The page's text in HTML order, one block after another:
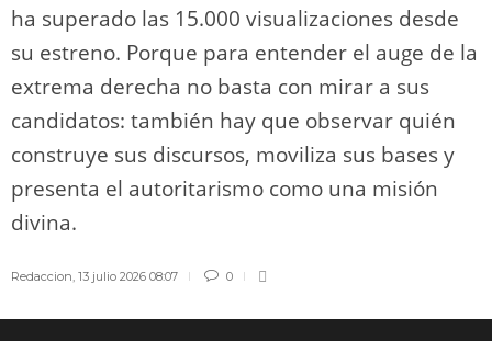
ha superado las 15.000 visualizaciones desde
su estreno. Porque para entender el auge de la
extrema derecha no basta con mirar a sus
candidatos: también hay que observar quién
construye sus discursos, moviliza sus bases y
presenta el autoritarismo como una misión
divina.
Redaccion 13 julio 2026 08:07 0